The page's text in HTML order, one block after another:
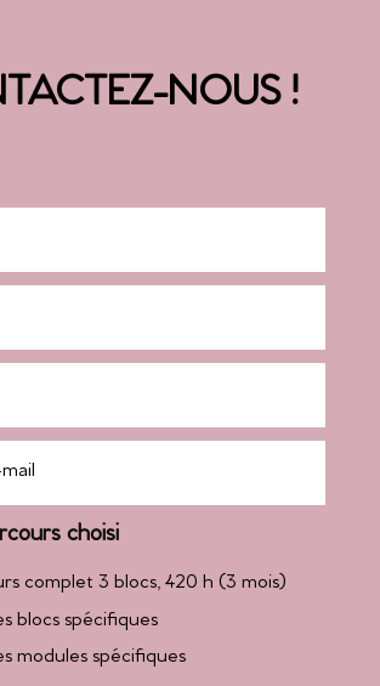
NOUS !
choisi
complet 3 blocs, 420 h (3 mois)
blocs spécifiques
modules spécifiques